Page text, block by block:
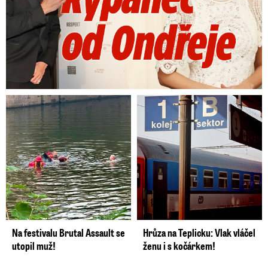
Na festivalu Brutal Assault se
utopil muž!
Hrůza na Teplicku: Vlak vláčel
ženu i s kočárkem!